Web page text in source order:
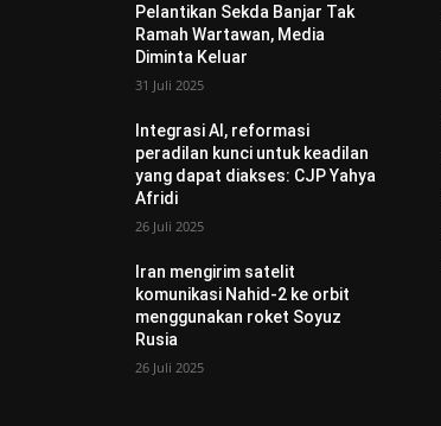
Pelantikan Sekda Banjar Tak
Ramah Wartawan, Media
Diminta Keluar
31 Juli 2025
Integrasi AI, reformasi
peradilan kunci untuk keadilan
yang dapat diakses: CJP Yahya
Afridi
26 Juli 2025
Iran mengirim satelit
komunikasi Nahid-2 ke orbit
menggunakan roket Soyuz
Rusia
26 Juli 2025